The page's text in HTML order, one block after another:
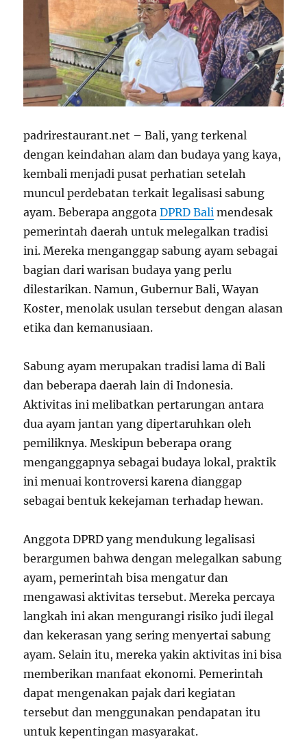
padrirestaurant.net – Bali, yang terkenal
dengan keindahan alam dan budaya yang kaya,
kembali menjadi pusat perhatian setelah
muncul perdebatan terkait legalisasi sabung
ayam. Beberapa anggotaDPRD Bali mendesak
pemerintah daerah untuk melegalkan tradisi
ini. Mereka menganggap sabung ayam sebagai
bagian dari warisan budaya yang perlu
dilestarikan. Namun, Gubernur Bali, Wayan
Koster, menolak usulan tersebut dengan alasan
etika dan kemanusiaan.
Sabung ayam merupakan tradisi lama di Bali
dan beberapa daerah lain di Indonesia.
Aktivitas ini melibatkan pertarungan antara
dua ayam jantan yang dipertaruhkan oleh
pemiliknya. Meskipun beberapa orang
menganggapnya sebagai budaya lokal, praktik
ini menuai kontroversi karena dianggap
sebagai bentuk kekejaman terhadap hewan.
Anggota DPRD yang mendukung legalisasi
berargumen bahwa dengan melegalkan sabung
ayam, pemerintah bisa mengatur dan
mengawasi aktivitas tersebut. Mereka percaya
langkah ini akan mengurangi risiko judi ilegal
dan kekerasan yang sering menyertai sabung
ayam. Selain itu, mereka yakin aktivitas ini bisa
memberikan manfaat ekonomi. Pemerintah
dapat mengenakan pajak dari kegiatan
tersebut dan menggunakan pendapatan itu
untuk kepentingan masyarakat.